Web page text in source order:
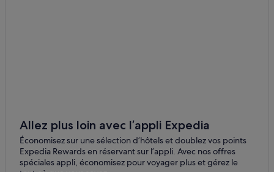
Kuta : Chambres d’hôtes
Kuta : Maison d’hôtes
Kuta : hôtels Hôtels avec bar
Allez plus loin avec l’appli Expedia
Économisez sur une sélection d’hôtels et doublez vos points
Expedia Rewards en réservant sur l’appli. Avec nos offres
spéciales appli, économisez pour voyager plus et gérez le